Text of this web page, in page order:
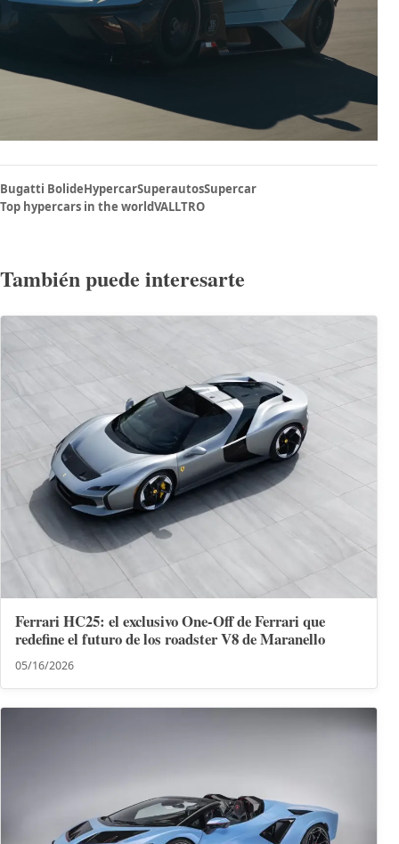
Bugatti BolideHypercarSuperautosSupercar
Top hypercars in the worldVALLTRO
También puede interesarte
Ferrari HC25: el exclusivo One-Off de Ferrari que
redefine el futuro de los roadster V8 de Maranello
05/16/2026